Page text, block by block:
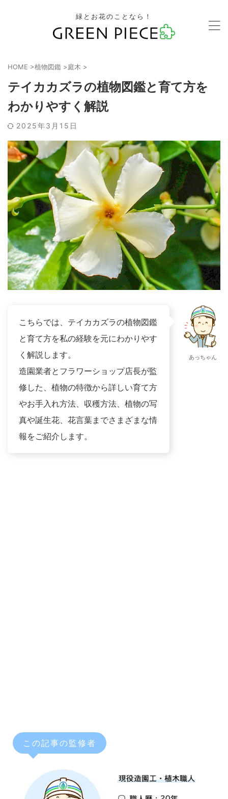
緑とお花のことなら！
HOME >植物図鑑 >庭木 >
テイカカズラの植物図鑑と育て方を
わかりやすく解説
2025年3月15日
こちらでは、テイカカズラの植物図鑑
と育て方を私の経験を元にわかりやす
く解説します。
造園業者とフラワーショップ店長が監
修した、植物の特徴から詳しい育て方
やお手入れ方法、収穫方法、植物の写
真や誕生花、花言葉までさまざまな情
報をご紹介します。
あっちゃん
この記事の監修者